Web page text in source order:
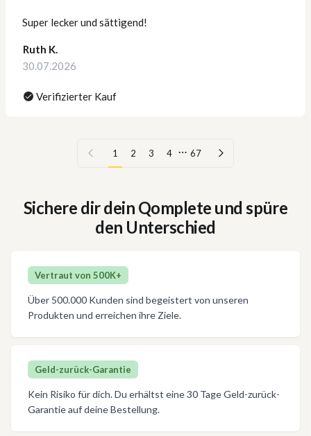
Super lecker und sättigend!
Ruth K.
30.07.2026
Verifizierter Kauf
Vorherige Seite1 2 3 4 … 67
Sichere dir dein Qomplete und spüre
den Unterschied
Vertraut von 500K+
Über 500.000 Kunden sind begeistert von unseren
Produkten und erreichen ihre Ziele.
Geld-zurück-Garantie
Kein Risiko für dich. Du erhältst eine 30 Tage Geld-zurück-
Garantie auf deine Bestellung.